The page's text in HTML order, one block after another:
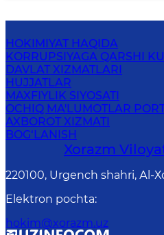
HOKIMIYAT HAQIDA
KORRUPSIYAGA QARSHI
DAVLAT XIZMATLARI
HUJJATLAR
MAXFIYLIK SIYOSATI
OCHIQ MA'LUMOTLAR
AXBOROT XIZMATI
BOG‘LANISH
Xorazm
220100, Urgеnch shаhri, Аl-
Elektron pochta:
hokim@xorazm.uz